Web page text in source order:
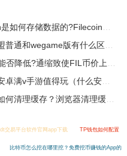
存储数据的?Filecoin的价值体现和未来前景分析
版有什么区别（英雄联盟wegame版和英雄联盟）
降低?通缩致使FIL币价上涨,近看1000U
满v手游值得玩（什么安卓手游好玩）
清理缓存？浏览器清理缓存快捷键
交易平台软件官网app下载 TP钱包如何配置
比特币怎么挖在哪里挖？免费挖币赚钱的App的